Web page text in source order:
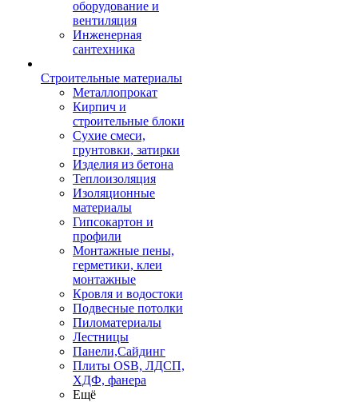
оборудование и
вентиляция
Инженерная
сантехника
Строительные материалы
Металлопрокат
Кирпич и
строительные блоки
Сухие смеси,
грунтовки, затирки
Изделия из бетона
Теплоизоляция
Изоляционные
материалы
Гипсокартон и
профили
Монтажные пены,
герметики, клеи
монтажные
Кровля и водостоки
Подвесные потолки
Пиломатериалы
Лестницы
Панели,Сайдинг
Плиты OSB, ЛДСП,
ХДФ, фанера
Ещё